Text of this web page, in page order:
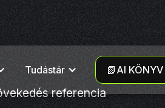
Tudástár 📗AI KÖNYV
referencia